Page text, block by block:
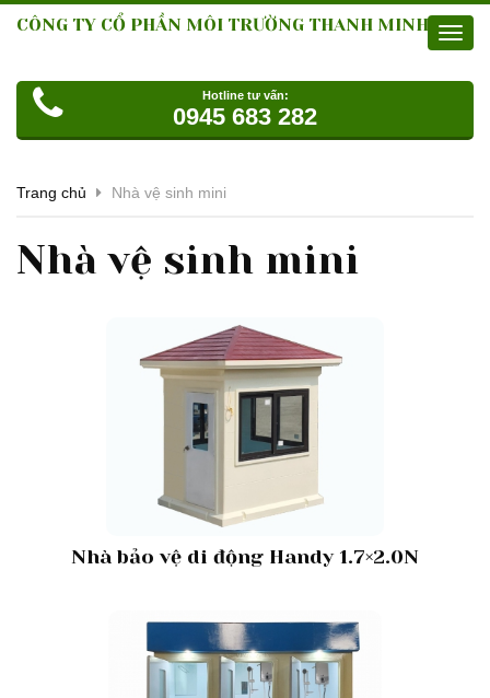
CÔNG TY CỔ PHẦN MÔI TRƯỜNG THANH MINH
Hotline tư vấn:
0945 683 282
Trang chủ Nhà vệ sinh mini
Nhà vệ sinh mini
Nhà bảo vệ di động Handy 1.7×2.0N